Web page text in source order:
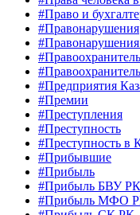
#Право и
#Правонарушения
#Правонарушения
#Предприятия
#Премии
#Преступления
#Преступность
#Преступность в
#Прибывшие
#Прибыль
#Прибыль БВУ РК
#Прибыль МФО